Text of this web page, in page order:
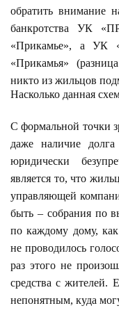
обратить внимание
банкротства УК
«Прикамье», а УК
«Прикамья»
никто из жильцов
Насколько данная
С формальной точки
даже наличие
юридически
является то, что
управляющей
быть – собрания по
по каждому дому, как
не проводилось
раз этого не
средства с жителей.
непонятным, куда